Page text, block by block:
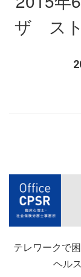
ザ スト
テレワークで
ヘル